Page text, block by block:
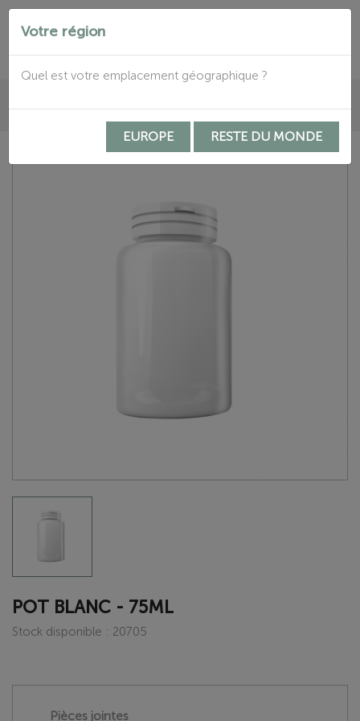


POT BLANC - 75ML
Stock disponible : 20705
Pièces jointes
Votre région
Quel est votre emplacement géographique ?
EUROPE RESTE DU MONDE